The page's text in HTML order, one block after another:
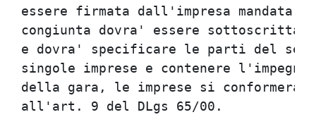
essere firmata dall'impresa
congiunta dovra' essere
e dovra' specificare le parti del
singole imprese e contenere
della gara, le imprese si
all'art. 9